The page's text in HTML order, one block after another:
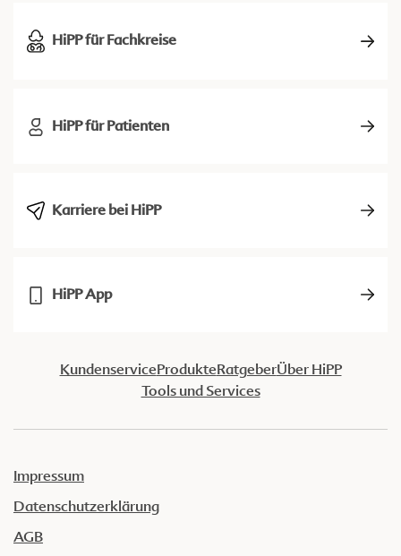
HiPP für Fachkreise
HiPP für Patienten
Karriere bei HiPP
HiPP App
KundenserviceProdukteRatgeberÜber HiPP
Tools und Services
Impressum
Datenschutzerklärung
AGB